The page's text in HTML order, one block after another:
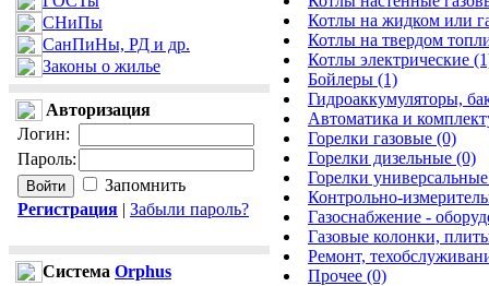
СНиПы
СанПиНы, РД и др.
Законы о жилье
Авторизация
Логин:
Пароль:
Запомнить
Регистрация | Забыли пароль?
Cистема Orphus
Котлы на жидком или
Котлы на твердом
Котлы электрические
Бойлеры (1)
Гидроаккумуляторы,
Автоматика и
Горелки газовые (0)
Горелки дизельные (0)
Горелки
Контрольно-
Газоснабжение -
Газовые колонки,
Ремонт,
Прочее (0)